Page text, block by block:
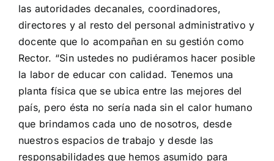
las autoridades decanales, coordinadores,
directores y al resto del personal administrativo y
docente que lo acompañan en su gestión como
Rector. “Sin ustedes no pudiéramos hacer posible
la labor de educar con calidad. Tenemos una
planta física que se ubica entre las mejores del
país, pero ésta no sería nada sin el calor humano
que brindamos cada uno de nosotros, desde
nuestros espacios de trabajo y desde las
responsabilidades que hemos asumido para